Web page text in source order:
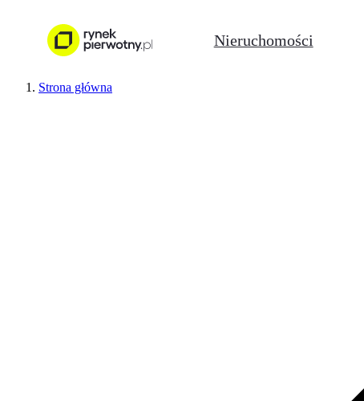
Nieruchomości
Strona główna